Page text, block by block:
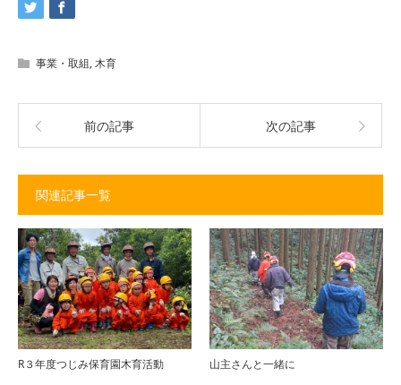
事業・取組,木育
前の記事 次の記事
関連記事一覧
R３年度つじみ保育園木育活動 山主さんと一緒に